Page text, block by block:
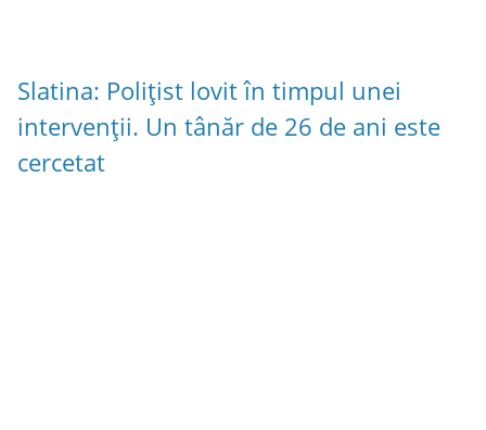
Slatina: Polițist lovit în timpul unei
intervenții. Un tânăr de 26 de ani este
cercetat